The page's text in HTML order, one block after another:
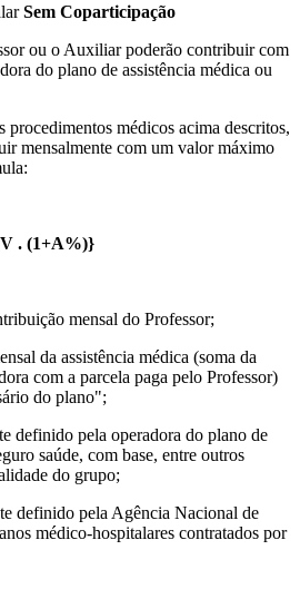
Sem Coparticipação
ou o Auxiliar poderão contribuir com
do plano de assistência médica ou
procedimentos médicos acima descritos,
mensalmente com um valor máximo
. (1+A%)}
mensal do Professor;
da assistência médica (soma da
com a parcela paga pelo Professor)
do plano";
definido pela operadora do plano de
saúde, com base, entre outros
do grupo;
definido pela Agência Nacional de
médico-hospitalares contratados por